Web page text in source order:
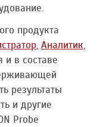
продукта
, Аналитик,
и в составе
результаты
и другие
Probe